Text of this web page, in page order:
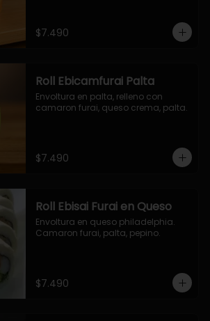
$7.490
Roll Ebicamfurai Palta
Envoltura en palta, relleno con
camaron furai, queso crema, palta.
$7.490
Roll Ebisai Furai en Queso
Envoltura en queso philadelphia.
Camaron furai, palta, pepino.
$7.490